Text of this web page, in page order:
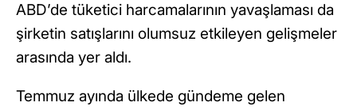
ABD’de tüketici harcamalarının yavaşlaması da
şirketin satışlarını olumsuz etkileyen gelişmeler
arasında yer aldı.
Temmuz ayında ülkede gündeme gelen